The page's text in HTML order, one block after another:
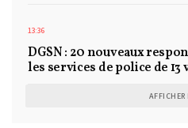
13:36
DGSN : 20 nouveaux
les services de police de 13
AFFICHER